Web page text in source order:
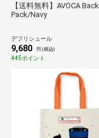
【送料無料】AVOCA Back
Pack/Navy
デフリシュール
9,680 円 (税込)
445ポイント